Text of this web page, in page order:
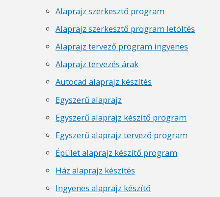
Alaprajz szerkesztő program
Alaprajz szerkesztő program letöltés
Alaprajz tervező program ingyenes
Alaprajz tervezés árak
Autocad alaprajz készítés
Egyszerű alaprajz
Egyszerű alaprajz készítő program
Egyszerű alaprajz tervező program
Épület alaprajz készítő program
Ház alaprajz készítés
Ingyenes alaprajz készítő